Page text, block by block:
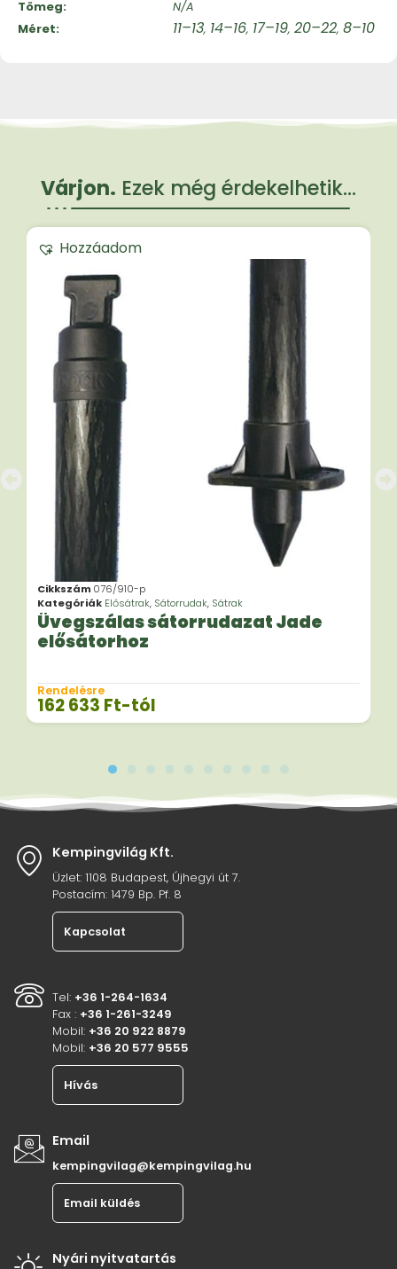
Tömeg
N/A
Méret
11–13, 14–16, 17–19, 20–22, 8–10
Várjon. Ezek még érdekelhetik...
Hozzáadom
Cikkszám 076/910-p
Kategóriák Elősátrak, Sátorrudak, Sátrak
Üvegszálas sátorrudazat Jade
elősátorhoz
Rendelésre
162 633 Ft-tól
Kempingvilág Kft.
Üzlet: 1108 Budapest, Újhegyi út 7.
Postacím: 1479 Bp. Pf. 8
Kapcsolat
Tel: +36 1-264-1634
Fax : +36 1-261-3249
Mobil: +36 20 922 8879
Mobil: +36 20 577 9555
Hívás
Email
kempingvilag@kempingvilag.hu
Email küldés
Nyári nyitvatartás